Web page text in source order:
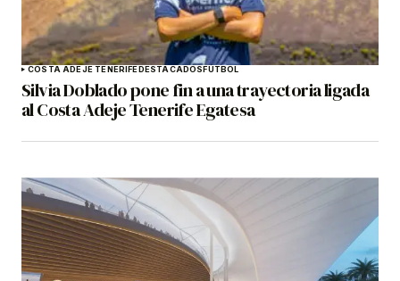
COSTA ADEJE TENERIFEDESTACADOSFÚTBOL
Silvia Doblado pone fin a una trayectoria ligada
al Costa Adeje Tenerife Egatesa